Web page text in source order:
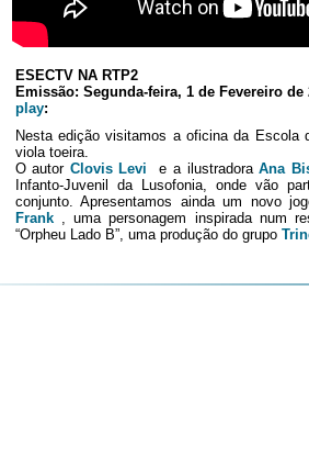
ESECTV NA RTP2
Emissão: Segunda-feira, 1 de Fevereiro de
play:
Nesta edição visitamos a oficina da Escola
viola toeira.
O autor Clovis Levi e a ilustradoraAna
Infanto-Juvenil da Lusofonia, onde vão
conjunto. Apresentamos ainda um novo
Frank, uma personagem inspirada num
“Orpheu Lado B”, uma produção do grupo